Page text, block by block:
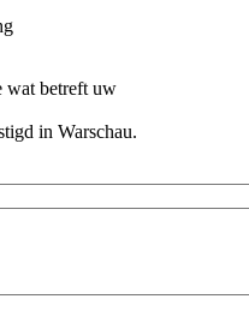
wat betreft uw
in Warschau.